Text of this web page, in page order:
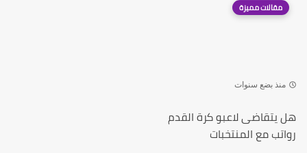
مقالات مميزة
منذ بضع سنوات
هل يتقاضى لاعبو كرة القدم
رواتب مع المنتخبات